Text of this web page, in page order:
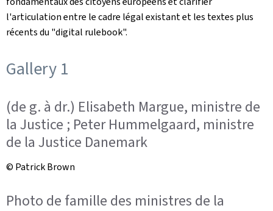
l'articulation entre le cadre légal existant et les textes plus
récents du "digital rulebook".
Gallery 1
(de g. à dr.) Elisabeth Margue, ministre de
la Justice ; Peter Hummelgaard, ministre
de la Justice Danemark
© Patrick Brown
Photo de famille des ministres de la